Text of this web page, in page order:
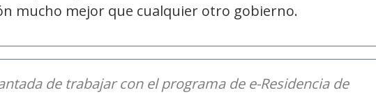
mucho mejor que cualquier otro gobierno.
de trabajar con el programa de e-Residencia de